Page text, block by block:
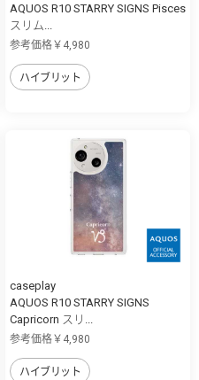
AQUOS R10 STARRY SIGNS Pisces
スリム...
参考価格￥4,980
ハイブリット
caseplay
AQUOS R10 STARRY SIGNS
Capricorn スリ...
参考価格￥4,980
ハイブリット